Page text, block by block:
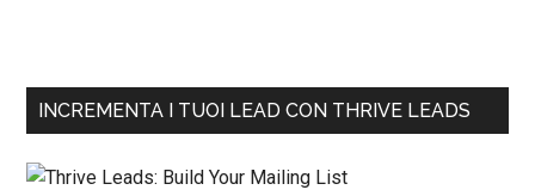
INCREMENTA I TUOI LEAD CON THRIVE LEADS